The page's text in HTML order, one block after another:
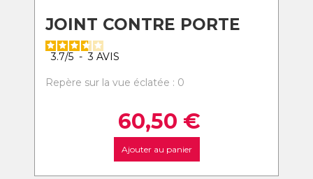
JOINT CONTRE PORTE
3.7/5 - 3 AVIS
Repère sur la vue éclatée : 0
60,50 €
Ajouter au panier